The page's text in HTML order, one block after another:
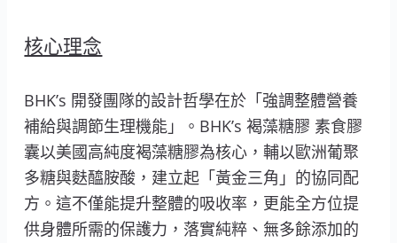
核心理念
BHK’s 開發團隊的設計哲學在於「強調整體營養
補給與調節生理機能」。BHK’s 褐藻糖膠 素食膠
囊以美國高純度褐藻糖膠為核心，輔以歐洲葡聚
多糖與麩醯胺酸，建立起「黃金三角」的協同配
方。這不僅能提升整體的吸收率，更能全方位提
供身體所需的保護力，落實純粹、無多餘添加的